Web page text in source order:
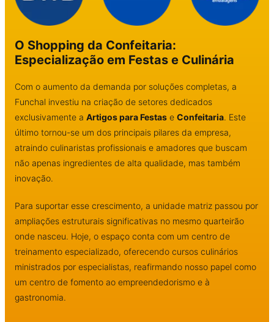
O Shopping da Confeitaria:
Especialização em Festas e Culinária
Com o aumento da demanda por soluções completas, a
Funchal investiu na criação de setores dedicados
exclusivamente a Artigos para Festas e Confeitaria. Este
último tornou-se um dos principais pilares da empresa,
atraindo culinaristas profissionais e amadores que buscam
não apenas ingredientes de alta qualidade, mas também
inovação.
Para suportar esse crescimento, a unidade matriz passou por
ampliações estruturais significativas no mesmo quarteirão
onde nasceu. Hoje, o espaço conta com um centro de
treinamento especializado, oferecendo cursos culinários
ministrados por especialistas, reafirmando nosso papel como
um centro de fomento ao empreendedorismo e à
gastronomia.